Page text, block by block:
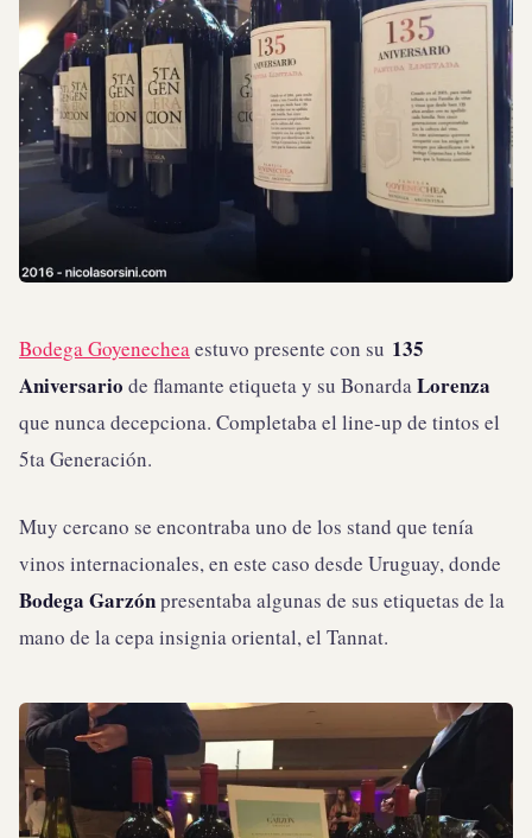
Bodega Goyenecheaestuvo presente con su 135
Aniversario de flamante etiqueta y su BonardaLorenza
que nunca decepciona. Completaba el line-up de tintos el
5ta Generación.
Muy cercano se encontraba uno de los stand que tenía
vinos internacionales, en este caso desde Uruguay, donde
Bodega Garzónpresentaba algunas de sus etiquetas de la
mano de la cepa insignia oriental, el Tannat.